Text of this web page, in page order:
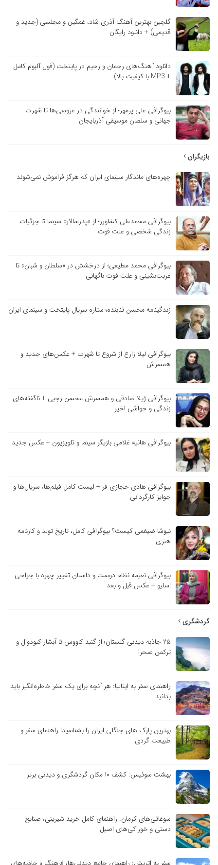
گلچین بهترین آهنگ آذری شاد، غمگین و مجلسی (جدید و
قدیمی) + دانلود رایگان
دانلود آهنگ‌های رحمان و رحیم در پایتخت (فول آلبوم کامل
+ MP3 با کیفیت بالا)
بیوگرافی علی پرمهر؛ از خوانندگی در عروسی‌ها تا شهرت
جهانی و سلطان موسیقی آذربایجان
بازیگران
چهره‌های ماندگار سینمای ایران که هرگز فراموش نمی‌شوند
بیوگرافی محمدعلی کشاورز؛ از «پدرسالار» سینما تا جزئیات
زندگی شخصی و علت فوت
بیوگرافی محمد مطیعی؛ از درخشش در «سلطان و شبان» تا
غربت‌نشینی و علت فوت ناگهانی
زندگینامه محسن تنابنده؛ ستاره سریال پایتخت و سینمای ایران
بیوگرافی لیلا زارع از شروع تا شهرت + عکس‌های جدید و
همسرش
بیوگرافی ژیلا صادقی و همسرش محسن رجبی + ناگفته‌های
زندگی و حواشی اخیر
بیوگرافی هانیه غلامی بازیگر سینما و تلویزیون + عکس جدید
بیوگرافی هادی حجازی فر + لیست کامل فیلم‌ها، سریال‌ها و
جوایز کارگردانی
نیوشا ضیغمی کیست؟ بیوگرافی کامل، تاریخ تولد و کارنامه
هنری
بیوگرافی نعیمه نظام دوست و داستان تغییر چهره با جراحی
اسلیو + عکس قبل و بعد
گردشگری
۲۵ جاذبه دیدنی گلستان؛ از گنبد کاووس تا آبشار کبودوال و
ترکمن صحرا
راهنمای سفر به ایتالیا: هر آنچه برای یک سفر خاطره‌انگیز باید
بدانید
بهترین پارک های جنگلی ایران را بشناسید! راهنمای سفر و
طبیعت گردی
بهشت سوئیس: کشف ۱۰ مکان گردشگری و دیدنی برتر
سوغاتی‌های کرمان: راهنمای کامل خرید شیرینی، صنایع
دستی و خوراکی‌های اصیل